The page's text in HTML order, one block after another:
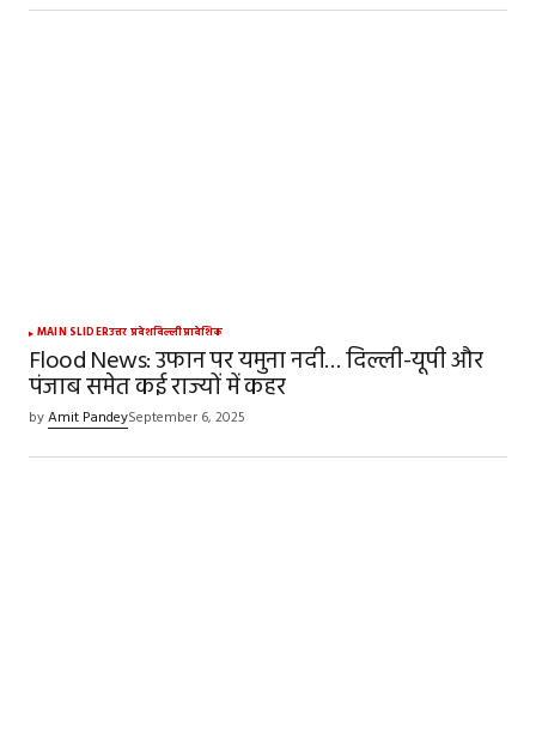
MAIN SLIDERउत्तर प्रदेशदिल्लीप्रादेशिक
Flood News: उफान पर यमुना नदी… दिल्ली-यूपी और
पंजाब समेत कई राज्यों में कहर
byAmit PandeySeptember 6, 2025